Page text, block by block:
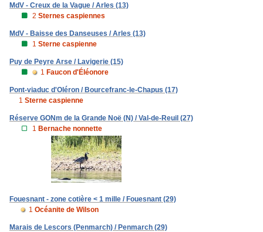
MdV - Creux de la Vague / Arles (13)
2 Sternes caspiennes
MdV - Baisse des Danseuses / Arles (13)
1 Sterne caspienne
Puy de Peyre Arse / Lavigerie (15)
1 Faucon d'Éléonore
Pont-viaduc d'Oléron / Bourcefranc-le-Chapus (17)
1 Sterne caspienne
Réserve GONm de la Grande Noë (N) / Val-de-Reuil (27)
1 Bernache nonnette
Fouesnant - zone cotière < 1 mille / Fouesnant (29)
1 Océanite de Wilson
Marais de Lescors (Penmarch) / Penmarch (29)